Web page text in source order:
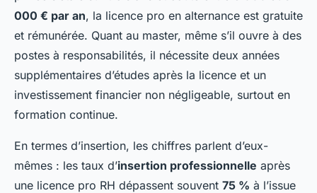
000 € par an, la licence pro en alternance est gratuite
et rémunérée. Quant au master, même s’il ouvre à des
postes à responsabilités, il nécessite deux années
supplémentaires d’études après la licence et un
investissement financier non négligeable, surtout en
formation continue.
En termes d’insertion, les chiffres parlent d’eux-
mêmes : les taux d’insertion professionnelle après
une licence pro RH dépassent souvent 75 % à l’issue